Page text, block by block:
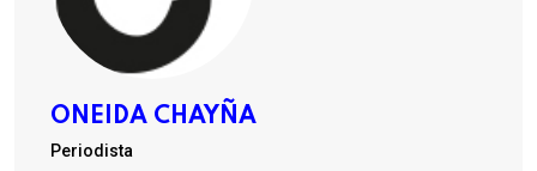
ONEIDA CHAYÑA
Periodista